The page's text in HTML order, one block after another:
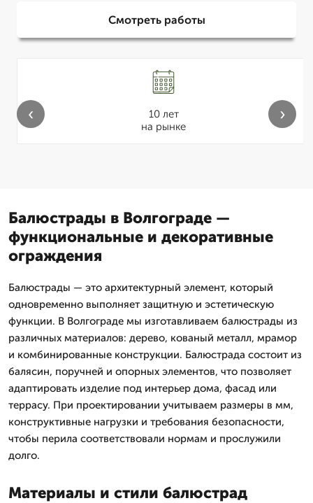
Смотреть работы
10 лет
на рынке
‹ ›
Балюстрады в Волгограде —
функциональные и декоративные
ограждения
Балюстрады — это архитектурный элемент, который
одновременно выполняет защитную и эстетическую
функции. В Волгограде мы изготавливаем балюстрады из
различных материалов: дерево, кованый металл, мрамор
и комбинированные конструкции. Балюстрада состоит из
балясин, поручней и опорных элементов, что позволяет
адаптировать изделие под интерьер дома, фасад или
террасу. При проектировании учитываем размеры в мм,
конструктивные нагрузки и требования безопасности,
чтобы перила соответствовали нормам и прослужили
долго.
Материалы и стили балюстрад